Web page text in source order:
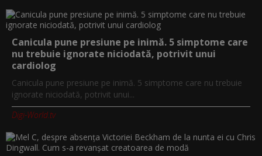
Canicula pune presiune pe inimă. 5 simptome care
nu trebuie ignorate niciodată, potrivit unui
cardiolog
Canicula pune presiune pe inimă. 5 simptome care nu trebuie
ignorate niciodată, potrivit unui...
Digi-World.tv